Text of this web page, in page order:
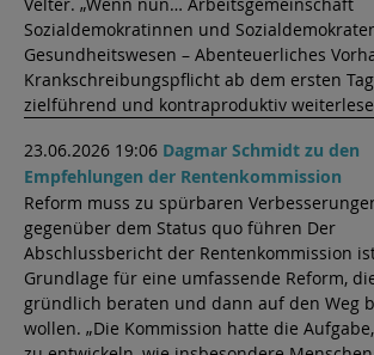
Velter. „Wenn nun… Arbeitsgemeinschaft
Sozialdemokratinnen und
Gesundheitswesen – Abenteuerliches
Krankschreibungspflicht ab dem ersten
zielführend und kontraproduktiv
23.06.2026 19:06 Dagmar Schmidt zu den
Empfehlungen der Rentenkommission
Reform muss zu spürbaren
gegenüber dem Status quo führen Der
Abschlussbericht der Rentenkommission
Grundlage für eine umfassende Reform,
gründlich beraten und dann auf den Weg
wollen. „Die Kommission hatte die